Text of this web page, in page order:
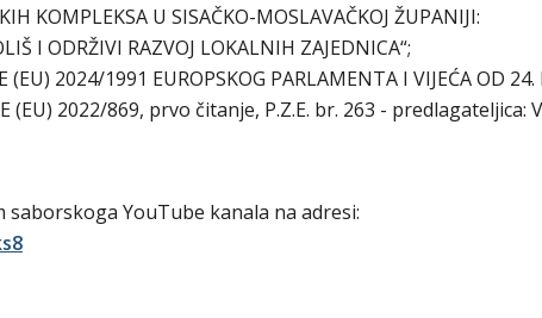
KOMPLEKSA U SISAČKO-MOSLAVAČKOJ ŽUPANIJI:
I ODRŽIVI RAZVOJ LOKALNIH ZAJEDNICA“;
(EU) 2024/1991 EUROPSKOG PARLAMENTA I VIJEĆA OD 24.
(EU) 2022/869, prvo čitanje, P.Z.E. br. 263 - predlagateljica:
YouTube kanala na adresi: